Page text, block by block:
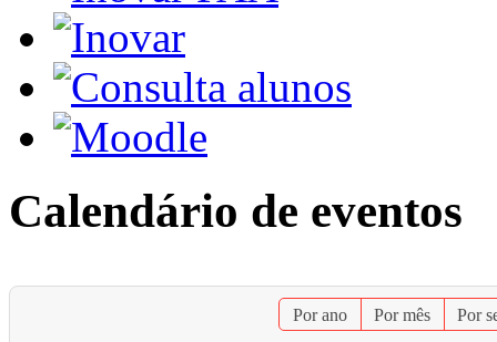
Calendário de eventos
Por ano Por mês Por